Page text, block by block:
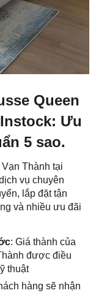
Queen
Ưu
5 sao.
Thành tại
vụ chuyên
lắp đặt tận
và nhiều ưu đãi
: Giá thành của
được điều
thuật
hàng sẽ nhận